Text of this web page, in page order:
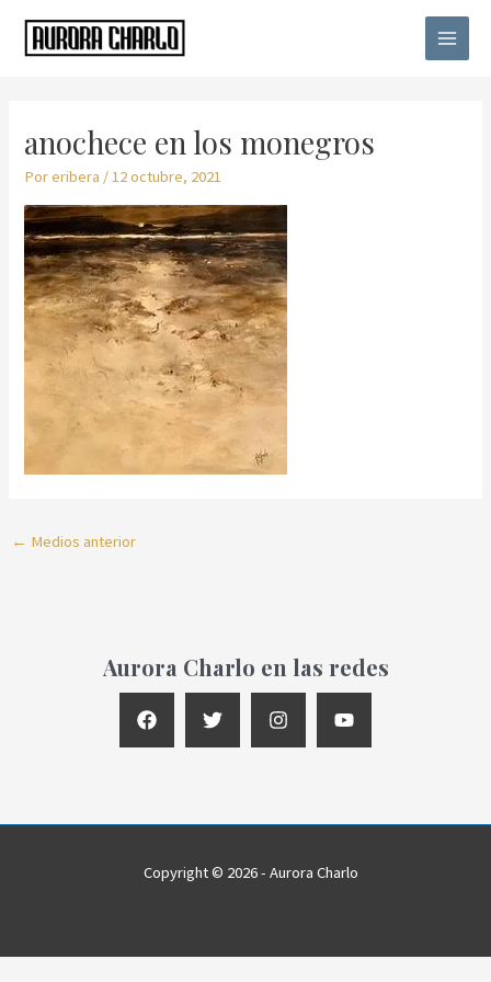
Main
Menu
anochece en los monegros
Poreribera /12 octubre, 2021
entradas
← Medios anterior
Aurora Charlo en las redes
Copyright © 2026 - Aurora Charlo